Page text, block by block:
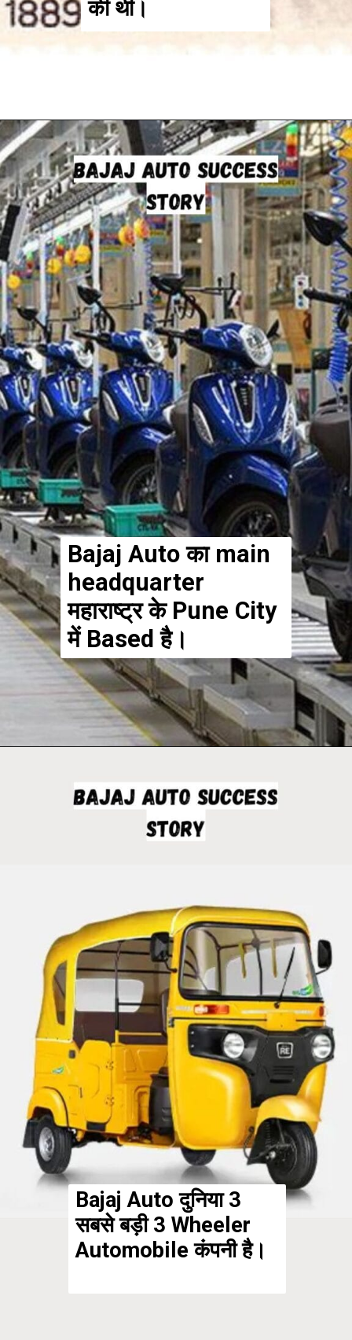
की थी।
Bajaj Auto का main
headquarter
महाराष्ट्र के Pune City
में Based है।
Bajaj Auto दुनिया 3
सबसे बड़ी 3 Wheeler
Automobile कंपनी है।